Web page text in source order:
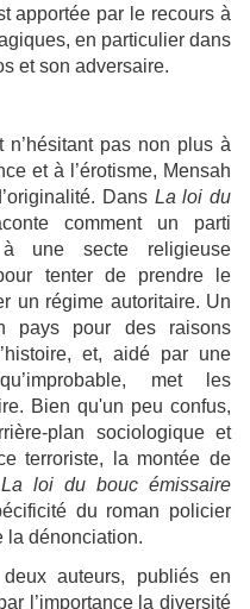
apportée par le recours à
en particulier dans
et son adversaire.
n’hésitant pas non plus à
et à l’érotisme, Mensah
Dans La loi du
comment un parti
à une secte religieuse
tenter de prendre le
un régime autoritaire. Un
pays pour des raisons
et, aidé par une
met les
Bien qu'un peu confus,
plan sociologique et
terroriste, la montée de
La loi du bouc émissaire
du roman policier
la dénonciation.
auteurs, publiés en
l’importance la diversité